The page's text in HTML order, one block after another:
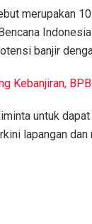
merupakan
banjir
Kebanjiran,
untuk
lapangan